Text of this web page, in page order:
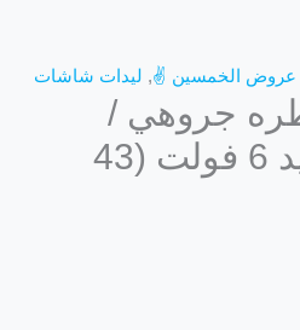
عروض الخمسين ✌️, ليدات شاشات
مسطره جروهي /
فريش 32” 6 ليد 6 فولت (43